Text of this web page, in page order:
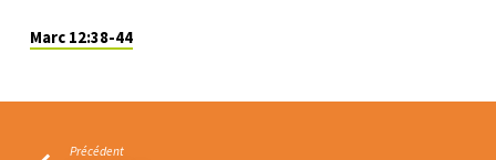
Marc 12:38-44
Précédent